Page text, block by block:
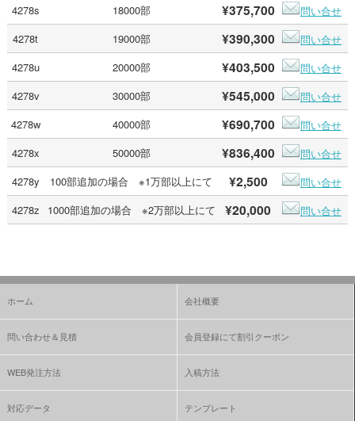
4278s
18000部 ¥375,700
問い合せ
4278t
19000部 ¥390,300
問い合せ
4278u
20000部 ¥403,500
問い合せ
4278v
30000部 ¥545,000
問い合せ
4278w
40000部 ¥690,700
問い合せ
4278x
50000部 ¥836,400
問い合せ
4278y
100部追加の場合 ※1万部以上にて ¥2,500
問い合せ
4278z
1000部追加の場合 ※2万部以上にて ¥20,000 問い合せ
ホーム 会社概要
問い合わせ＆見積 会員登録にて割引クーポン
WEB発注方法 入稿方法
対応データ テンプレート